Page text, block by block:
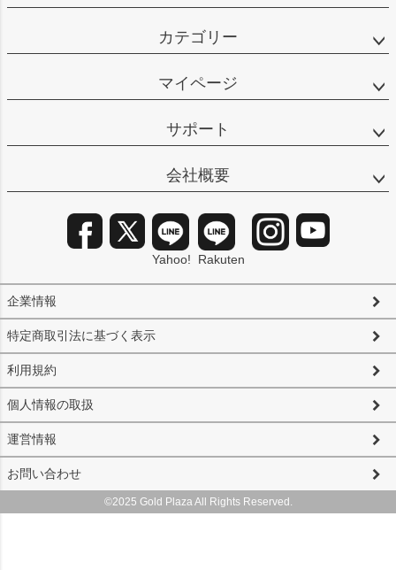
カテゴリー
マイページ
サポート
会社概要
企業情報
特定商取引法に基づく表示
利用規約
個人情報の取扱
運営情報
お問い合わせ
Yahoo! Rakuten
©2025 Gold Plaza All Rights Reserved.